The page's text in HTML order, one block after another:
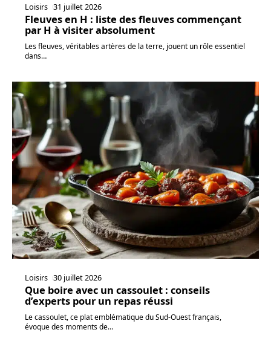
Loisirs 31 juillet 2026
Fleuves en H : liste des fleuves commençant
par H à visiter absolument
Les fleuves, véritables artères de la terre, jouent un rôle essentiel
dans…
Loisirs 30 juillet 2026
Que boire avec un cassoulet : conseils
d’experts pour un repas réussi
Le cassoulet, ce plat emblématique du Sud-Ouest français,
évoque des moments de…